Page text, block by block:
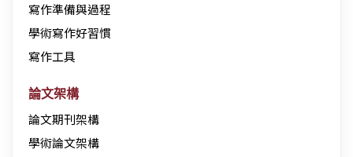
寫作準備與過程
學術寫作好習慣
寫作工具
論文架構
論文期刊架構
學術論文架構